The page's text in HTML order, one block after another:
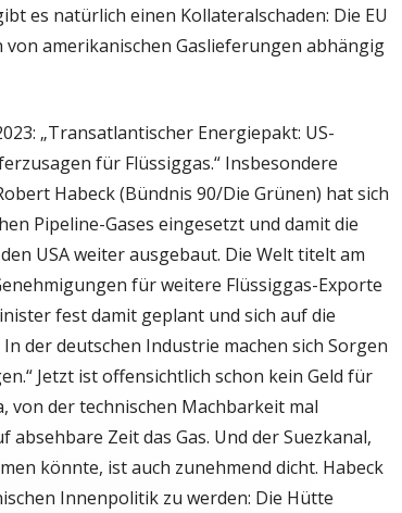
es natürlich einen Kollateralschaden: Die EU
von amerikanischen Gaslieferungen abhängig
„Transatlantischer Energiepakt: US-
für Flüssiggas.“ Insbesondere
Habeck (Bündnis 90/Die Grünen) hat sich
Pipeline-Gases eingesetzt und damit die
USA weiter ausgebaut. Die Welt titelt am
für weitere Flüssiggas-Exporte
fest damit geplant und sich auf die
der deutschen Industrie machen sich Sorgen
Jetzt ist offensichtlich schon kein Geld für
von der technischen Machbarkeit mal
Zeit das Gas. Und der Suezkanal,
könnte, ist auch zunehmend dicht. Habeck
Innenpolitik zu werden: Die Hütte